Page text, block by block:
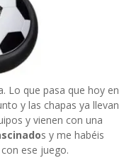
Lo que pasa que hoy en
y las chapas ya llevan
y vienen con una
s y me habéis
ese juego.